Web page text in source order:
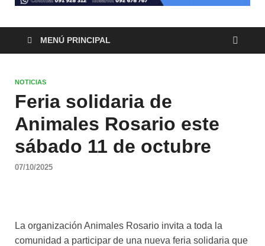
MENÚ PRINCIPAL
NOTICIAS
Feria solidaria de
Animales Rosario este
sábado 11 de octubre
07/10/2025
La organización Animales Rosario invita a toda la
comunidad a participar de una nueva feria solidaria que